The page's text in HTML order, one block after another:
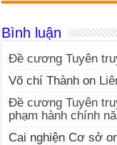
Bình luận
Đề cương Tuyên
Võ chí Thành on
Đề cương Tuyên
phạm hành chính
Cai nghiện Cơ sở